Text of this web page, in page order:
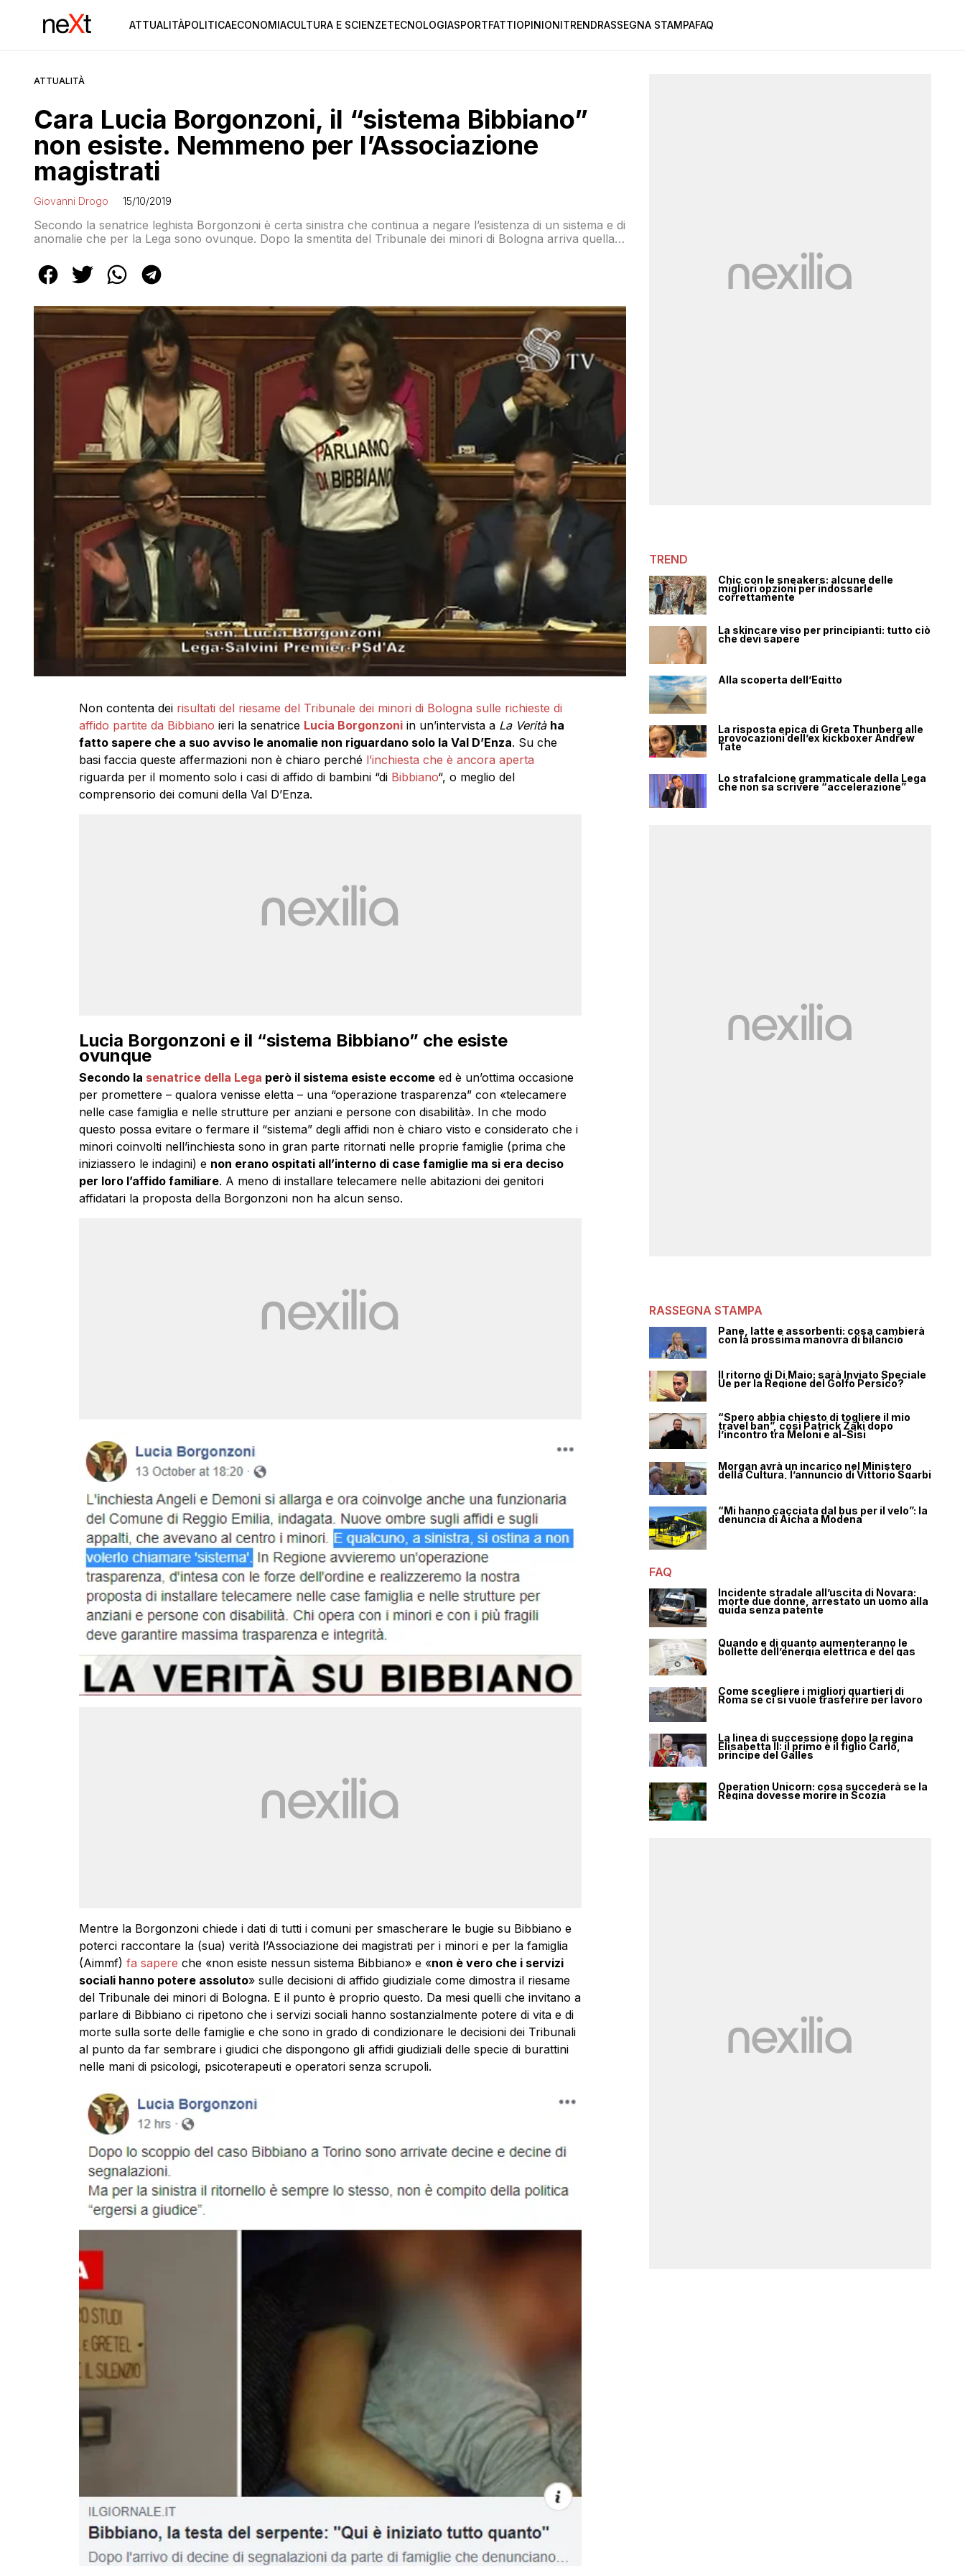
ATTUALITÀPOLITICAECONOMIACULTURA E SCIENZETECNOLOGIASPORTFATTIOPINIONITRENDRASSEGNA STAMPAFAQ
ATTUALITÀ
Cara Lucia Borgonzoni, il “sistema Bibbiano”
non esiste. Nemmeno per l’Associazione
magistrati
Giovanni Drogo 15/10/2019
Secondo la senatrice leghista Borgonzoni è certa sinistra che continua a negare l’esistenza di un sistema e di
anomalie che per la Lega sono ovunque. Dopo la smentita del Tribunale dei minori di Bologna arriva quella
Non contenta deirisultati del riesame del Tribunale dei minori di Bologna sulle richieste di
affido partite da Bibbiano ieri la senatrice Lucia Borgonzoni in un’intervista aLa Verità ha
fatto sapere che a suo avviso le anomalie non riguardano solo la Val D’Enza. Su che
basi faccia queste affermazioni non è chiaro perché l’inchiesta che è ancora aperta
riguarda per il momento solo i casi di affido di bambini “di Bibbiano“, o meglio del
comprensorio dei comuni della Val D’Enza.
Lucia Borgonzoni e il “sistema Bibbiano” che esiste
ovunque
Secondo la senatrice della Lega però il sistema esiste eccomeed è un’ottima occasione
per promettere – qualora venisse eletta – una “operazione trasparenza” con «telecamere
nelle case famiglia e nelle strutture per anziani e persone con disabilità». In che modo
questo possa evitare o fermare il “sistema” degli affidi non è chiaro visto e considerato che i
minori coinvolti nell’inchiesta sono in gran parte ritornati nelle proprie famiglie (prima che
iniziassero le indagini) e non erano ospitati all’interno di case famiglie ma si era deciso
per loro l’affido familiare. A meno di installare telecamere nelle abitazioni dei genitori
affidatari la proposta della Borgonzoni non ha alcun senso.
Mentre la Borgonzoni chiede i dati di tutti i comuni per smascherare le bugie su Bibbiano e
poterci raccontare la (sua) verità l’Associazione dei magistrati per i minori e per la famiglia
(Aimmf) fa sapere che «non esiste nessun sistema Bibbiano» e «non è vero che i servizi
sociali hanno potere assoluto» sulle decisioni di affido giudiziale come dimostra il riesame
del Tribunale dei minori di Bologna. E il punto è proprio questo. Da mesi quelli che invitano a
parlare di Bibbiano ci ripetono che i servizi sociali hanno sostanzialmente potere di vita e di
morte sulla sorte delle famiglie e che sono in grado di condizionare le decisioni dei Tribunali
al punto da far sembrare i giudici che dispongono gli affidi giudiziali delle specie di burattini
nelle mani di psicologi, psicoterapeuti e operatori senza scrupoli.
TREND
Chic con le sneakers: alcune delle
migliori opzioni per indossarle
correttamente
La skincare viso per principianti: tutto ciò
che devi sapere
Alla scoperta dell’Egitto
La risposta epica di Greta Thunberg alle
provocazioni dell’ex kickboxer Andrew
Tate
Lo strafalcione grammaticale della Lega
che non sa scrivere “accelerazione”
RASSEGNA STAMPA
Pane, latte e assorbenti: cosa cambierà
con la prossima manovra di bilancio
Il ritorno di Di Maio: sarà Inviato Speciale
Ue per la Regione del Golfo Persico?
“Spero abbia chiesto di togliere il mio
travel ban”, così Patrick Zaki dopo
l’incontro tra Meloni e al-Sisi
Morgan avrà un incarico nel Ministero
della Cultura, l’annuncio di Vittorio Sgarbi
“Mi hanno cacciata dal bus per il velo”: la
denuncia di Aicha a Modena
FAQ
Incidente stradale all’uscita di Novara:
morte due donne, arrestato un uomo alla
guida senza patente
Quando e di quanto aumenteranno le
bollette dell’energia elettrica e del gas
Come scegliere i migliori quartieri di
Roma se ci si vuole trasferire per lavoro
La linea di successione dopo la regina
Elisabetta II: il primo è il figlio Carlo,
principe del Galles
Operation Unicorn: cosa succederà se la
Regina dovesse morire in Scozia